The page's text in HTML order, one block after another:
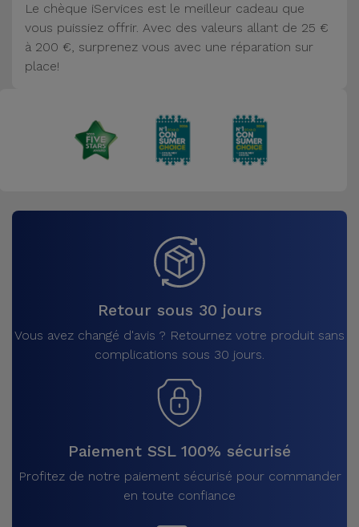
Portefeuilles,
Étuis et Sacs
Accessoires
Accessoires
iPad et
Le chèque iServices est le meilleur cadeau que
vous puissiez offrir. Avec des valeurs allant de 25 €
à 200 €, surprenez vous avec une réparation sur
place!
Retour sous 30 jours
Vous avez changé d'avis ? Retournez votre produit sans
complications sous 30 jours.
Paiement SSL 100% sécurisé
Profitez de notre paiement sécurisé pour commander
en toute confiance